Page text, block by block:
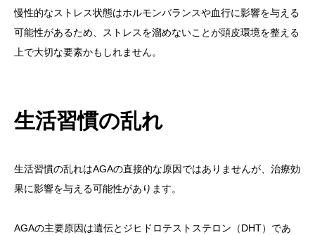
慢性的なストレス状態はホルモンバランスや血行に影響を与える
可能性があるため、ストレスを溜めないことが頭皮環境を整える
上で大切な要素かもしれません。
生活習慣の乱れ
生活習慣の乱れはAGAの直接的な原因ではありませんが、治療効
果に影響を与える可能性があります。
AGAの主要原因は遺伝とジヒドロテストステロン（DHT）であ